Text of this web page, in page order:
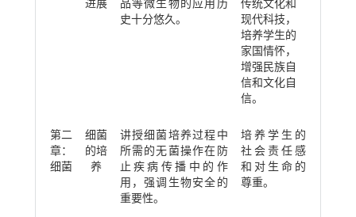
进展
品等微生物的应用历
史十分悠久。
传统文化和
现代科技，
培养学生的
家国情怀，
增强民族自
信和文化自
信。
第二
章：
细菌
细菌
的培
养
讲授细菌培养过程中
所需的无菌操作在防
止疾病传播中的作
用，强调生物安全的
重要性。
培养学生的
社会责任感
和对生命的
尊重。